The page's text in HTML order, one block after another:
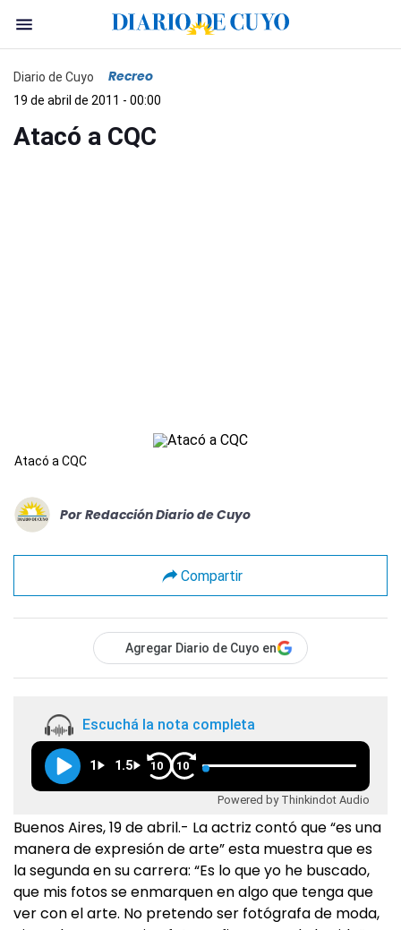
Diario de Cuyo Recreo
19 de abril de 2011 - 00:00
Atacó a CQC
Atacó a CQC
Por Redacción Diario de Cuyo
Compartir
Agregar Diario de Cuyo en
Escuchá la nota completa
1 1.5 10 10
Powered by Thinkindot Audio
Buenos Aires, 19 de abril.- La actriz contó que “es una
manera de expresión de arte” esta muestra que es
la segunda en su carrera: “Es lo que yo he buscado,
que mis fotos se enmarquen en algo que tenga que
ver con el arte. No pretendo ser fotógrafa de moda,